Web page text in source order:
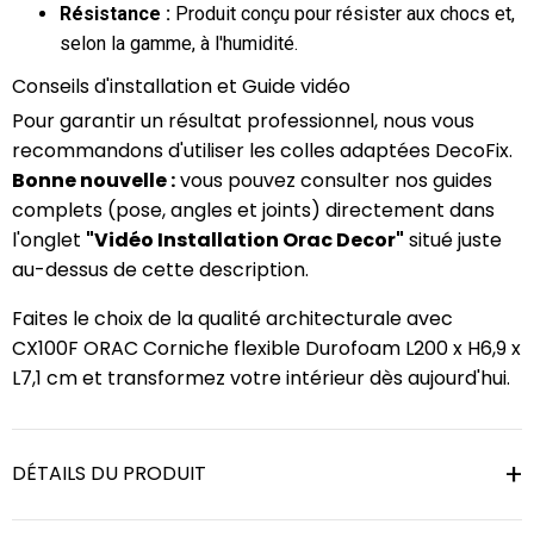
Résistance : Produit conçu pour résister aux chocs et,
selon la gamme, à l'humidité.
Conseils d'installation et Guide vidéo
Pour garantir un résultat professionnel, nous vous
recommandons d'utiliser les colles adaptées DecoFix.
Bonne nouvelle :vous pouvez consulter nos guides
complets (pose, angles et joints) directement dans
l'onglet "Vidéo Installation Orac Decor" situé juste
au-dessus de cette description.
Faites le choix de la qualité architecturale avec
CX100F ORAC Corniche flexible Durofoam L200 x H6,9 x
L7,1 cm et transformez votre intérieur dès aujourd'hui.
DÉTAILS DU PRODUIT